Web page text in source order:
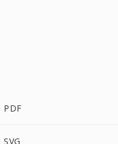
PDF
SVG